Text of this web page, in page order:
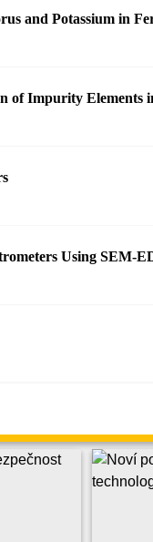
and Potassium in
of Impurity Elements
Using SEM-